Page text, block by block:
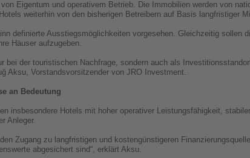
Eigentum und operativem Betrieb. Die Immobilien werden von
weiterhin von den bisherigen Betreibern auf Basis langfristiger
definierte Ausstiegsmöglichkeiten vorgesehen. Gleichzeitig sollen
Häuser aufzugeben.
bei der touristischen Nachfrage, sondern auch als
Aksu, Vorstandsvorsitzender von JRO Investment.
an Bedeutung
insbesondere Hotels mit hoher operativer Leistungsfähigkeit,
Anleger.
Zugang zu langfristigen und kostengünstigeren
abgesichert sind“, erklärt Aksu.